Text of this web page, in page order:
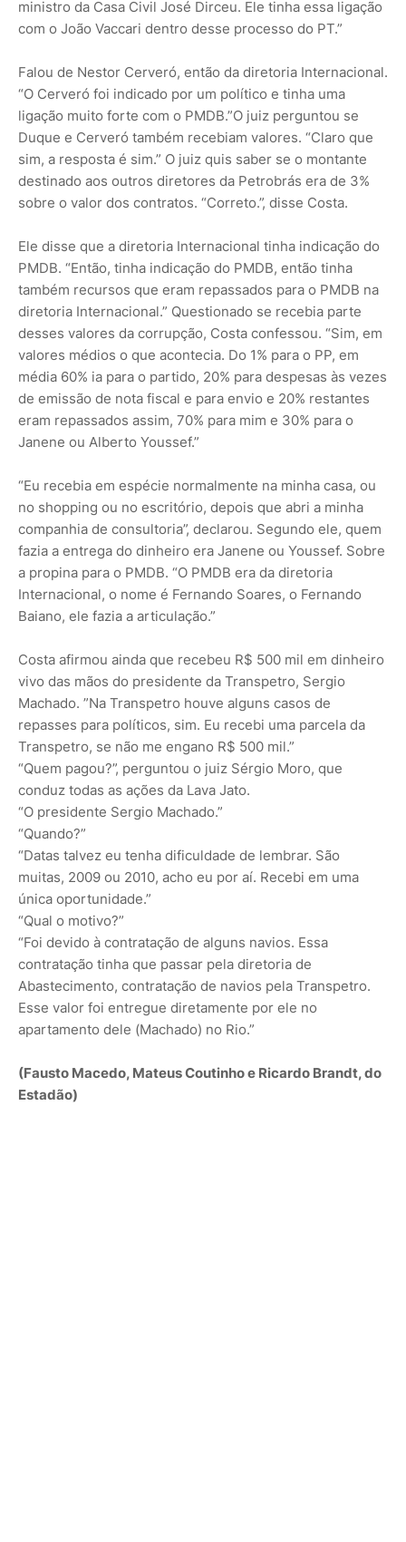
ministro da Casa Civil José Dirceu. Ele tinha essa ligação
com o João Vaccari dentro desse processo do PT.”
Falou de Nestor Cerveró, então da diretoria Internacional.
“O Cerveró foi indicado por um político e tinha uma
ligação muito forte com o PMDB.”O juiz perguntou se
Duque e Cerveró também recebiam valores. “Claro que
sim, a resposta é sim.” O juiz quis saber se o montante
destinado aos outros diretores da Petrobrás era de 3%
sobre o valor dos contratos. “Correto.”, disse Costa.
Ele disse que a diretoria Internacional tinha indicação do
PMDB. “Então, tinha indicação do PMDB, então tinha
também recursos que eram repassados para o PMDB na
diretoria Internacional.” Questionado se recebia parte
desses valores da corrupção, Costa confessou. “Sim, em
valores médios o que acontecia. Do 1% para o PP, em
média 60% ia para o partido, 20% para despesas às vezes
de emissão de nota fiscal e para envio e 20% restantes
eram repassados assim, 70% para mim e 30% para o
Janene ou Alberto Youssef.”
“Eu recebia em espécie normalmente na minha casa, ou
no shopping ou no escritório, depois que abri a minha
companhia de consultoria”, declarou. Segundo ele, quem
fazia a entrega do dinheiro era Janene ou Youssef. Sobre
a propina para o PMDB. “O PMDB era da diretoria
Internacional, o nome é Fernando Soares, o Fernando
Baiano, ele fazia a articulação.”
Costa afirmou ainda que recebeu R$ 500 mil em dinheiro
vivo das mãos do presidente da Transpetro, Sergio
Machado. ”Na Transpetro houve alguns casos de
repasses para políticos, sim. Eu recebi uma parcela da
Transpetro, se não me engano R$ 500 mil.”
“Quem pagou?”, perguntou o juiz Sérgio Moro, que
conduz todas as ações da Lava Jato.
“O presidente Sergio Machado.”
“Quando?”
“Datas talvez eu tenha dificuldade de lembrar. São
muitas, 2009 ou 2010, acho eu por aí. Recebi em uma
única oportunidade.”
“Qual o motivo?”
“Foi devido à contratação de alguns navios. Essa
contratação tinha que passar pela diretoria de
Abastecimento, contratação de navios pela Transpetro.
Esse valor foi entregue diretamente por ele no
apartamento dele (Machado) no Rio.”
(Fausto Macedo, Mateus Coutinho e Ricardo Brandt, do
Estadão)